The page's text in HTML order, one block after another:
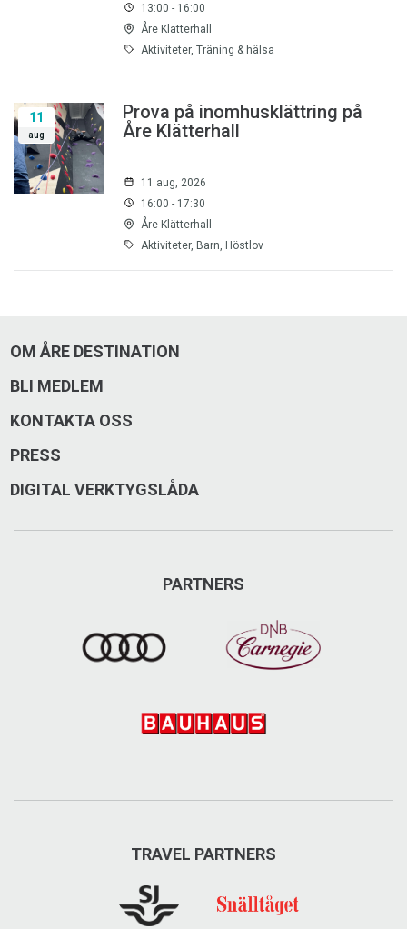
13:00 - 16:00
Åre Klätterhall
Aktiviteter, Träning & hälsa
11
aug
Prova på inomhusklättring på
Åre Klätterhall
11 aug, 2026
16:00 - 17:30
Åre Klätterhall
Aktiviteter, Barn, Höstlov
OM ÅRE DESTINATION
BLI MEDLEM
KONTAKTA OSS
PRESS
DIGITAL VERKTYGSLÅDA
PARTNERS
TRAVEL PARTNERS